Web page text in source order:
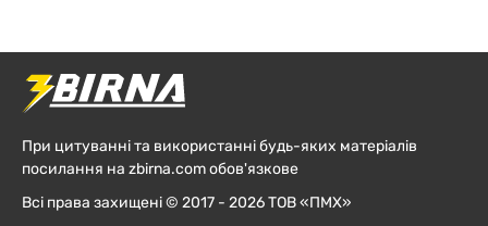
При цитуванні та використанні будь-яких матеріалів
посилання на zbirna.com обов'язкове
Всі права захищені © 2017 - 2026 ТОВ «ПМХ»